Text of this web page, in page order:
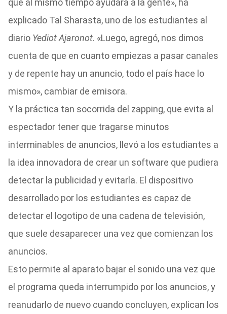
que al mismo tiempo ayudara a la gente», ha
explicado Tal Sharasta, uno de los estudiantes al
diario Yediot Ajaronot. «Luego, agregó, nos dimos
cuenta de que en cuanto empiezas a pasar canales
y de repente hay un anuncio, todo el país hace lo
mismo», cambiar de emisora.
Y la práctica tan socorrida del zapping, que evita al
espectador tener que tragarse minutos
interminables de anuncios, llevó a los estudiantes a
la idea innovadora de crear un software que pudiera
detectar la publicidad y evitarla. El dispositivo
desarrollado por los estudiantes es capaz de
detectar el logotipo de una cadena de televisión,
que suele desaparecer una vez que comienzan los
anuncios.
Esto permite al aparato bajar el sonido una vez que
el programa queda interrumpido por los anuncios, y
reanudarlo de nuevo cuando concluyen, explican los